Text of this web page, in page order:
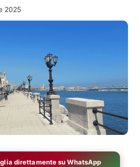
2025
direttamente su WhatsApp